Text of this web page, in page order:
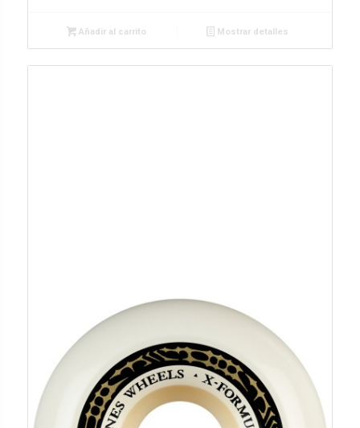
Añadir al carrito Mostrar detalles